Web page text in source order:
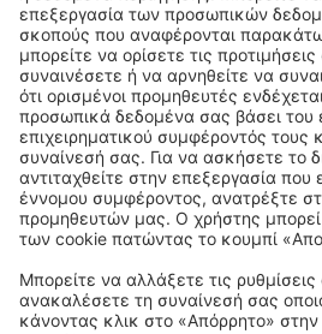
Copyright © eSky.gr. Με την επιφύλαξη